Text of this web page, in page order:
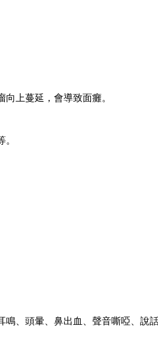
上蔓延，會導致面癱。
、頭暈、鼻出血、聲音嘶啞、說